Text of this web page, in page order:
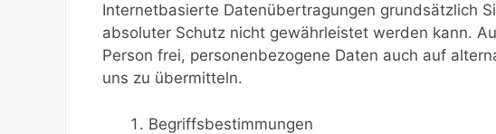
Internetbasierte Datenübertragungen grundsätzlich
absoluter Schutz nicht gewährleistet werden kann.
Person frei, personenbezogene Daten auch auf
uns zu übermitteln.
Begriffsbestimmungen